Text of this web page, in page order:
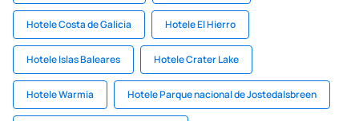
Hotele Costa de Galicia Hotele El Hierro
Hotele Islas Baleares Hotele Crater Lake
Hotele Warmia Hotele Parque nacional de Jostedalsbreen